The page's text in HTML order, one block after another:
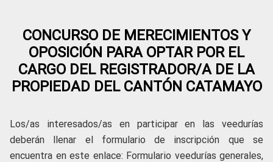
CONCURSO DE MERECIMIENTOS Y
OPOSICIÓN PARA OPTAR POR EL
CARGO DEL REGISTRADOR/A DE LA
PROPIEDAD DEL CANTÓN CATAMAYO
Los/as interesados/as en participar en las veedurías
deberán llenar el formulario de inscripción que se
encuentra en este enlace: Formulario veedurías generales,